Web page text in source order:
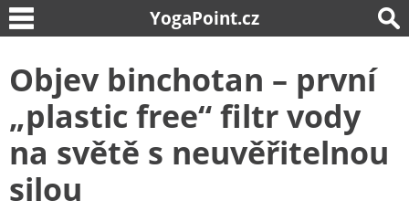
YogaPoint.cz
Objev binchotan – první
„plastic free“ filtr vody
na světě s neuvěřitelnou
silou